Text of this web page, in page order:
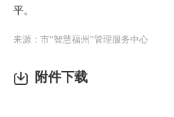
平。
来源：市“智慧福州”管理服务中心
附件下载